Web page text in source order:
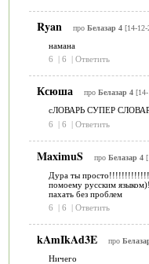
Ryan про Белазар 4[14-12-
намана
6
| 6 | Ответить
Ксюша про Белазар 4[14-
сЛОВАРЬ СУПЕР
6
| 6 | Ответить
MaximuS про Белазар 4
Дура ты просто!!!!!!!!!!!!!
помоему русским языком)!
пахать без проблем
6
| 6 | Ответить
kAmIkAd3E про
Ничего